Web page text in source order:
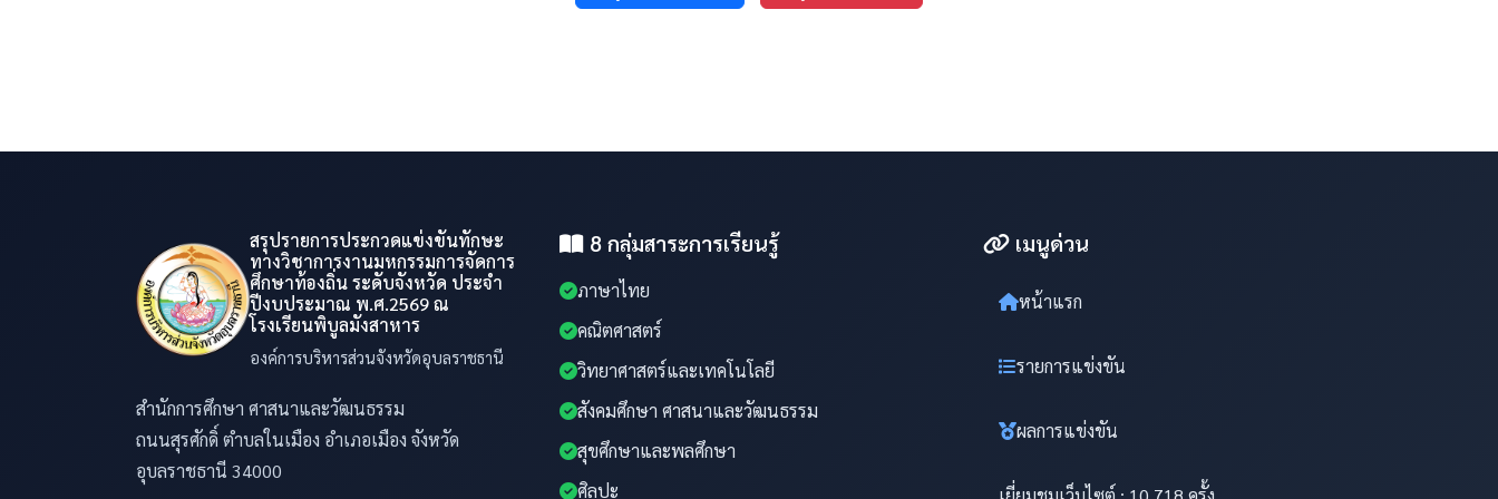
สรุปรายการประกวดแข่งขันทักษะ
ทางวิชาการงานมหกรรมการจัดการ
ศึกษาท้องถิ่น ระดับจังหวัด ประจำ
ปีงบประมาณ พ.ศ.2569 ณ
โรงเรียนพิบูลมังสาหาร
องค์การบริหารส่วนจังหวัดอุบลราชธานี
สำนักการศึกษา ศาสนาและวัฒนธรรม
ถนนสุรศักดิ์ ตำบลในเมือง อำเภอเมือง จังหวัด
อุบลราชธานี 34000
8 กลุ่มสาระการเรียนรู้
ภาษาไทย
คณิตศาสตร์
วิทยาศาสตร์และเทคโนโลยี
สังคมศึกษา ศาสนาและวัฒนธรรม
สุขศึกษาและพลศึกษา
ศิลปะ
เมนูด่วน
หน้าแรก
รายการแข่งขัน
ผลการแข่งขัน